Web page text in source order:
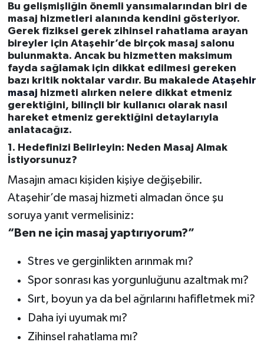
Bu gelişmişliğin önemli yansımalarından biri de
masaj hizmetleri alanında kendini gösteriyor.
Gerek fiziksel gerek zihinsel rahatlama arayan
bireyler için Ataşehir’de birçok masaj salonu
bulunmakta. Ancak bu hizmetten maksimum
fayda sağlamak için dikkat edilmesi gereken
bazı kritik noktalar vardır. Bu makalede Ataşehir
masaj hizmeti alırken nelere dikkat etmeniz
gerektiğini, bilinçli bir kullanıcı olarak nasıl
hareket etmeniz gerektiğini detaylarıyla
anlatacağız.
1. Hedefinizi Belirleyin: Neden Masaj Almak
İstiyorsunuz?
Masajın amacı kişiden kişiye değişebilir.
Ataşehir’de masaj hizmeti almadan önce şu
soruya yanıt vermelisiniz:
“Ben ne için masaj yaptırıyorum?”
Stres ve gerginlikten arınmak mı?
Spor sonrası kas yorgunluğunu azaltmak mı?
Sırt, boyun ya da bel ağrılarını hafifletmek mi?
Daha iyi uyumak mı?
Zihinsel rahatlama mı?